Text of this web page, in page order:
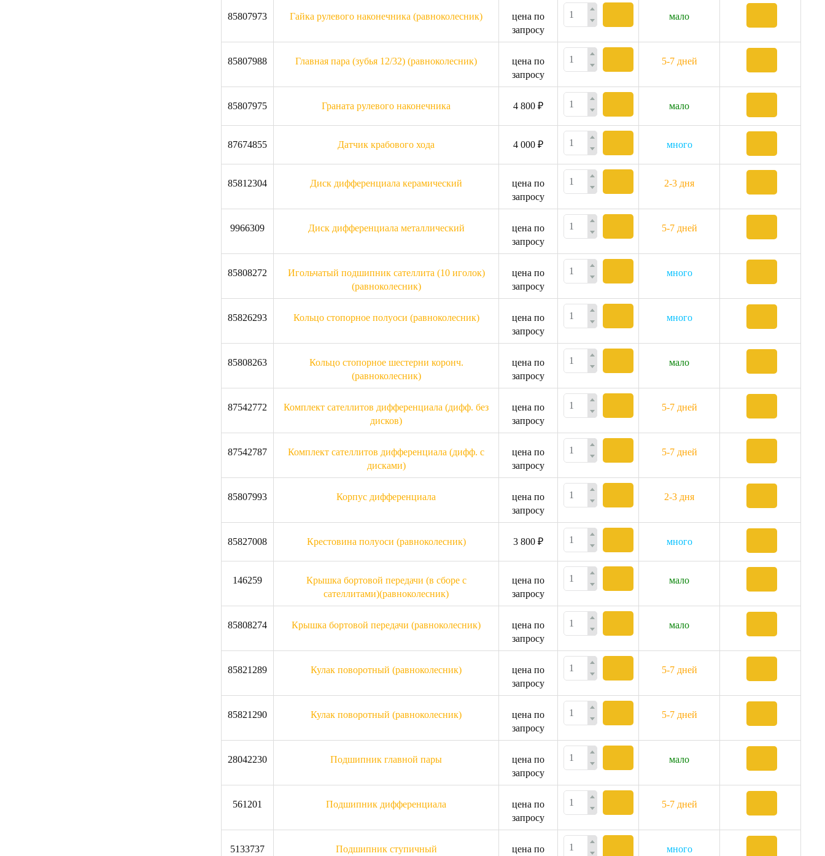
85807973 Гайка рулевого наконечника (равноколесник)
цена по
запросу
мало
85807988 Главная пара (зубья 12/32) (равноколесник)
цена по
запросу
5-7 дней
85807975 Граната рулевого наконечника 4 800 ₽ мало
87674855 Датчик крабового хода 4 000 ₽ много
85812304 Диск дифференциала керамический
цена по
запросу
2-3 дня
9966309 Диск дифференциала металлический
цена по
запросу
5-7 дней
85808272
Игольчатый подшипник сателлита (10 иголок)
(равноколесник)
цена по
запросу
много
85826293 Кольцо стопорное полуоси (равноколесник)
цена по
запросу
много
85808263
Кольцо стопорное шестерни коронч.
(равноколесник)
цена по
запросу
мало
87542772
Комплект сателлитов дифференциала (дифф. без
дисков)
цена по
запросу
5-7 дней
87542787
Комплект сателлитов дифференциала (дифф. с
дисками)
цена по
запросу
5-7 дней
85807993 Корпус дифференциала
цена по
запросу
2-3 дня
85827008 Крестовина полуоси (равноколесник) 3 800 ₽ много
146259
Крышка бортовой передачи (в сборе с
сателлитами)(равноколесник)
цена по
запросу
мало
85808274 Крышка бортовой передачи (равноколесник)
цена по
запросу
мало
85821289 Кулак поворотный (равноколесник)
цена по
запросу
5-7 дней
85821290 Кулак поворотный (равноколесник)
цена по
запросу
5-7 дней
28042230 Подшипник главной пары
цена по
запросу
мало
561201 Подшипник дифференциала
цена по
запросу
5-7 дней
5133737 Подшипник ступичный
цена по
много